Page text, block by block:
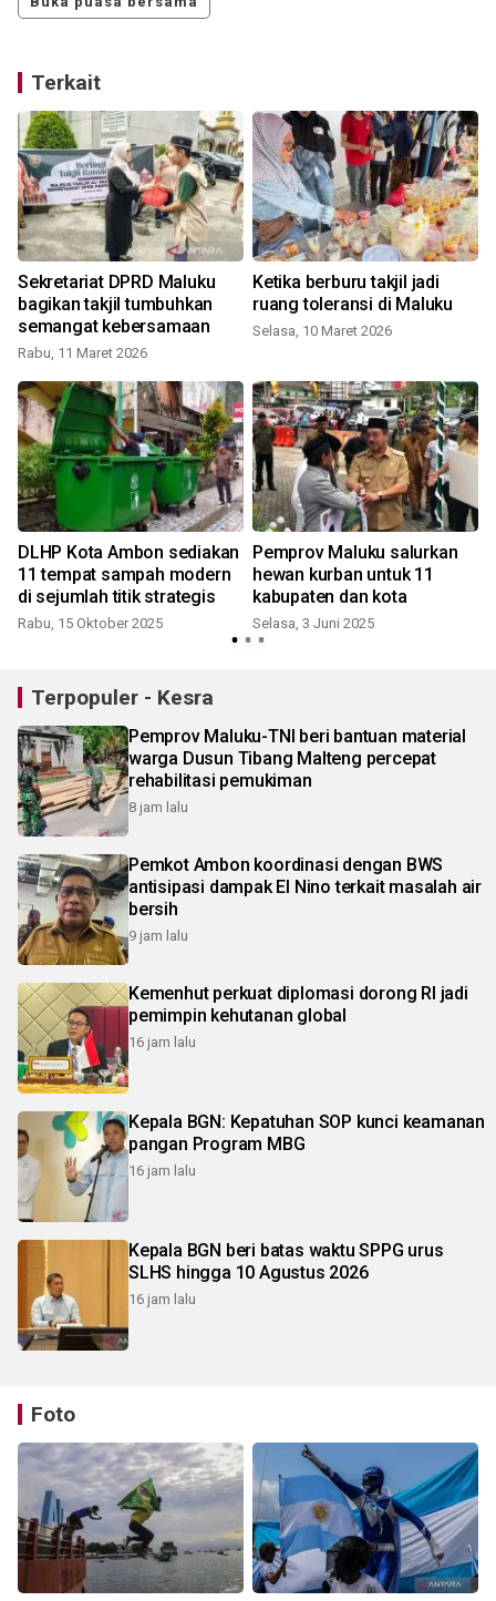
Terkait
Sekretariat DPRD Maluku
bagikan takjil tumbuhkan
semangat kebersamaan
Rabu, 11 Maret 2026
Ketika berburu takjil jadi
ruang toleransi di Maluku
Selasa, 10 Maret 2026
DLHP Kota Ambon sediakan
11 tempat sampah modern
di sejumlah titik strategis
Rabu, 15 Oktober 2025
Pemprov Maluku salurkan
hewan kurban untuk 11
kabupaten dan kota
Selasa, 3 Juni 2025
Terpopuler - Kesra
Pemprov Maluku-TNI beri bantuan material
warga Dusun Tibang Malteng percepat
rehabilitasi pemukiman
8 jam lalu
Pemkot Ambon koordinasi dengan BWS
antisipasi dampak El Nino terkait masalah air
bersih
9 jam lalu
Kemenhut perkuat diplomasi dorong RI jadi
pemimpin kehutanan global
16 jam lalu
Kepala BGN: Kepatuhan SOP kunci keamanan
pangan Program MBG
16 jam lalu
Kepala BGN beri batas waktu SPPG urus
SLHS hingga 10 Agustus 2026
16 jam lalu
Foto